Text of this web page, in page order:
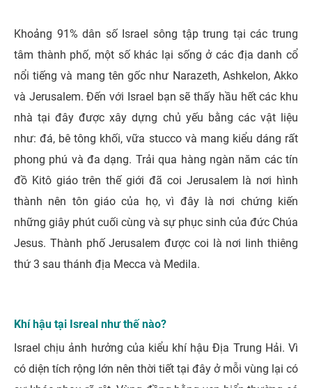
Khoảng 91% dân số Israel sông tập trung tại các trung
tâm thành phố, một số khác lại sống ở các địa danh cổ
nổi tiếng và mang tên gốc như Narazeth, Ashkelon, Akko
và Jerusalem. Đến với Israel bạn sẽ thấy hầu hết các khu
nhà tại đây được xây dựng chủ yếu bằng các vật liệu
như: đá, bê tông khối, vữa stucco và mang kiểu dáng rất
phong phú và đa dạng. Trải qua hàng ngàn năm các tín
đồ Kitô giáo trên thế giới đã coi Jerusalem là nơi hình
thành nên tôn giáo của họ, vì đây là nơi chứng kiến
những giây phút cuối cùng và sự phục sinh của đức Chúa
Jesus. Thành phố Jerusalem được coi là nơi linh thiêng
thứ 3 sau thánh địa Mecca và Medila.
Khí hậu tại Isreal như thế nào?
Israel chịu ảnh hưởng của kiểu khí hậu Địa Trung Hải. Vì
có diện tích rộng lớn nên thời tiết tại đây ở mỗi vùng lại có